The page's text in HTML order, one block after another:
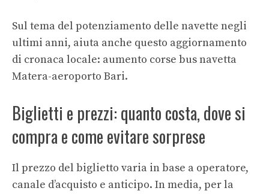
Sul tema del potenziamento delle navette negli
ultimi anni, aiuta anche questo aggiornamento
di cronaca locale: aumento corse bus navetta
Matera-aeroporto Bari.
Biglietti e prezzi: quanto costa, dove si
compra e come evitare sorprese
Il prezzo del biglietto varia in base a operatore,
canale d’acquisto e anticipo. In media, per la